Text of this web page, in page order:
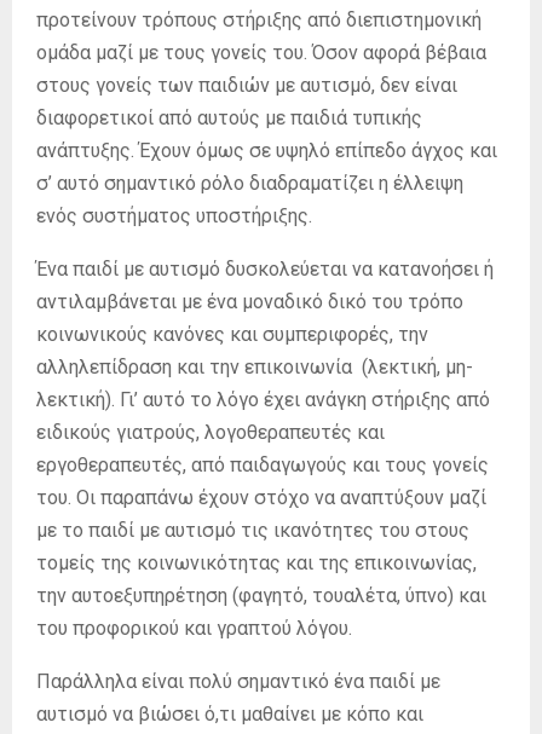
προτείνουν τρόπους στήριξης από διεπιστημονική
ομάδα μαζί με τους γονείς του. Όσον αφορά βέβαια
στους γονείς των παιδιών με αυτισμό, δεν είναι
διαφορετικοί από αυτούς με παιδιά τυπικής
ανάπτυξης. Έχουν όμως σε υψηλό επίπεδο άγχος και
σ’ αυτό σημαντικό ρόλο διαδραματίζει η έλλειψη
ενός συστήματος υποστήριξης.
Ένα παιδί με αυτισμό δυσκολεύεται να κατανοήσει ή
αντιλαμβάνεται με ένα μοναδικό δικό του τρόπο
κοινωνικούς κανόνες και συμπεριφορές, την
αλληλεπίδραση και την επικοινωνία (λεκτική, μη-
λεκτική). Γι’ αυτό το λόγο έχει ανάγκη στήριξης από
ειδικούς γιατρούς, λογοθεραπευτές και
εργοθεραπευτές, από παιδαγωγούς και τους γονείς
του. Οι παραπάνω έχουν στόχο να αναπτύξουν μαζί
με το παιδί με αυτισμό τις ικανότητες του στους
τομείς της κοινωνικότητας και της επικοινωνίας,
την αυτοεξυπηρέτηση (φαγητό, τουαλέτα, ύπνο) και
του προφορικού και γραπτού λόγου.
Παράλληλα είναι πολύ σημαντικό ένα παιδί με
αυτισμό να βιώσει ό,τι μαθαίνει με κόπο και